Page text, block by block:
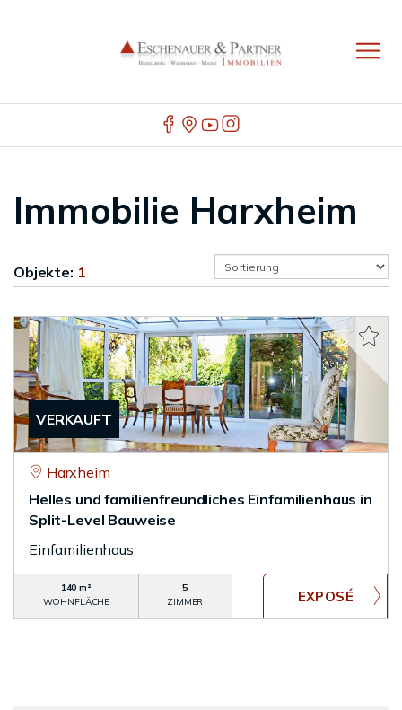
Immobilie Harxheim
Objekte: 1
VERKAUFT
Harxheim
Helles und familienfreundliches Einfamilienhaus in
Split-Level Bauweise
Einfamilienhaus
140 m²
WOHNFLÄCHE
5
ZIMMER